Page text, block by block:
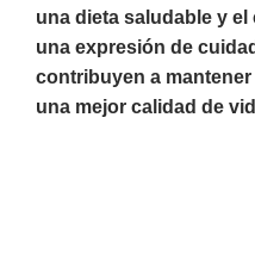
una dieta saludable y
una expresión de
contribuyen a
una mejor calidad de